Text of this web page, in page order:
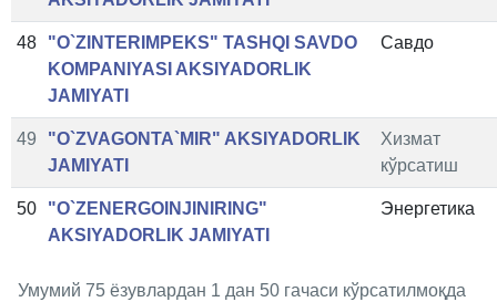
48
"O`ZINTERIMPEKS" TASHQI SAVDO
KOMPANIYASI AKSIYADORLIK
JAMIYATI
Савдо
49
"O`ZVAGONTA`MIR" AKSIYADORLIK
JAMIYATI
Хизмат
кўрсатиш
50
"O`ZENERGOINJINIRING"
AKSIYADORLIK JAMIYATI
Энергетика
Умумий 75 ёзувлардан 1 дан 50 гачаси кўрсатилмоқда